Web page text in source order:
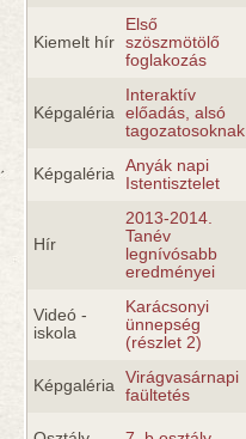
Kiemelt hír
Első
szöszmötölő
foglakozás
Képgaléria
Interaktív
előadás, alsó
tagozatosoknak
Képgaléria
Anyák napi
Istentisztelet
Hír
2013-2014.
Tanév
legnívósabb
eredményei
Videó -
iskola
Karácsonyi
ünnepség
(részlet 2)
Képgaléria
Virágvasárnapi
faültetés